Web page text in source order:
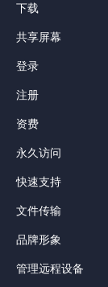
下载
共享屏幕
登录
注册
资费
永久访问
快速支持
文件传输
品牌形象
管理远程设备